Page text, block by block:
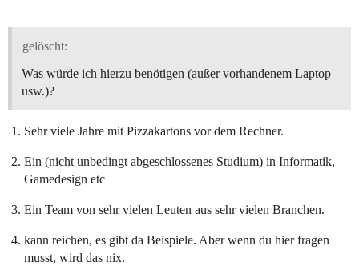
gelöscht:
Was würde ich hierzu benötigen (außer vorhandenem Laptop
usw.)?
Sehr viele Jahre mit Pizzakartons vor dem Rechner.
Ein (nicht unbedingt abgeschlossenes Studium) in Informatik,
Gamedesign etc
Ein Team von sehr vielen Leuten aus sehr vielen Branchen.
kann reichen, es gibt da Beispiele. Aber wenn du hier fragen
musst, wird das nix.